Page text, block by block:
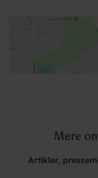
Mere
Artikler,